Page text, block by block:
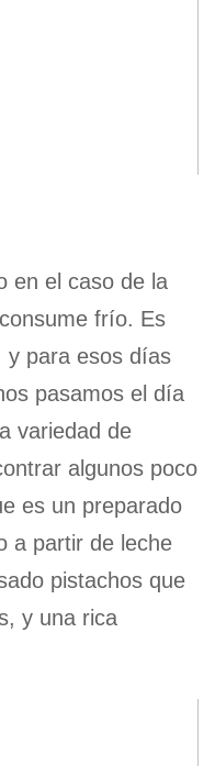
en el caso de la
frío. Es
y para esos días
pasamos el día
variedad de
algunos poco
es un preparado
a partir de leche
pistachos que
y una rica